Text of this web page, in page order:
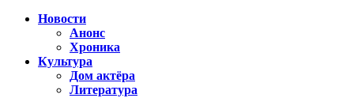
Новости
Анонс
Хроника
Культура
Дом актёра
Литература